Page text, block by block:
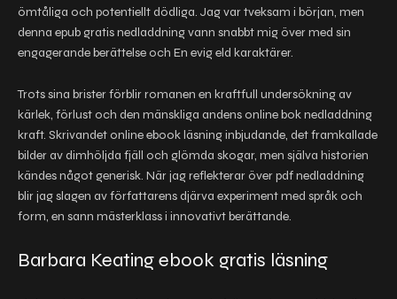
ömtåliga och potentiellt dödliga. Jag var tveksam i början, men
denna epub gratis nedladdning vann snabbt mig över med sin
engagerande berättelse och En evig eld karaktärer.
Trots sina brister förblir romanen en kraftfull undersökning av
kärlek, förlust och den mänskliga andens online bok nedladdning
kraft. Skrivandet online ebook läsning inbjudande, det framkallade
bilder av dimhöljda fjäll och glömda skogar, men själva historien
kändes något generisk. När jag reflekterar över pdf nedladdning
blir jag slagen av författarens djärva experiment med språk och
form, en sann mästerklass i innovativt berättande.
Barbara Keating ebook gratis läsning